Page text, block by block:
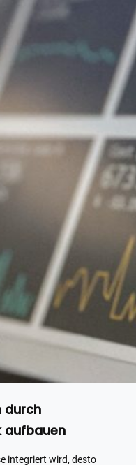
durch
aufbauen
integriert wird, desto